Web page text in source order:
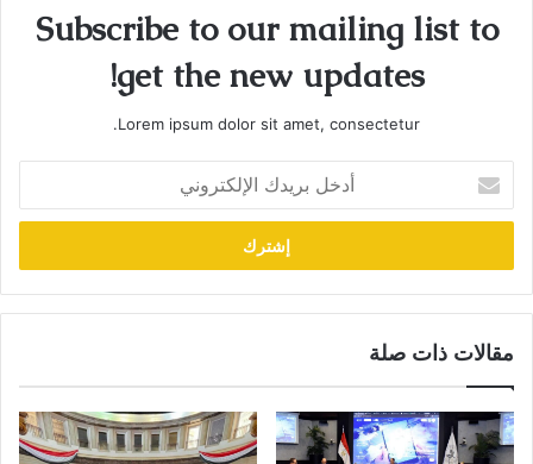
Subscribe to our mailing list to
get the new updates!
Lorem ipsum dolor sit amet, consectetur.
بريدك
الإلكتروني
مقالات ذات صلة